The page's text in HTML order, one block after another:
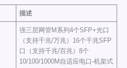
描述
强三层网管M系列4个SFP+光口
（支持千兆/万兆）16个千兆SFP
口（支持千兆/百兆）8个
10/100/1000M自适应电口-机架式